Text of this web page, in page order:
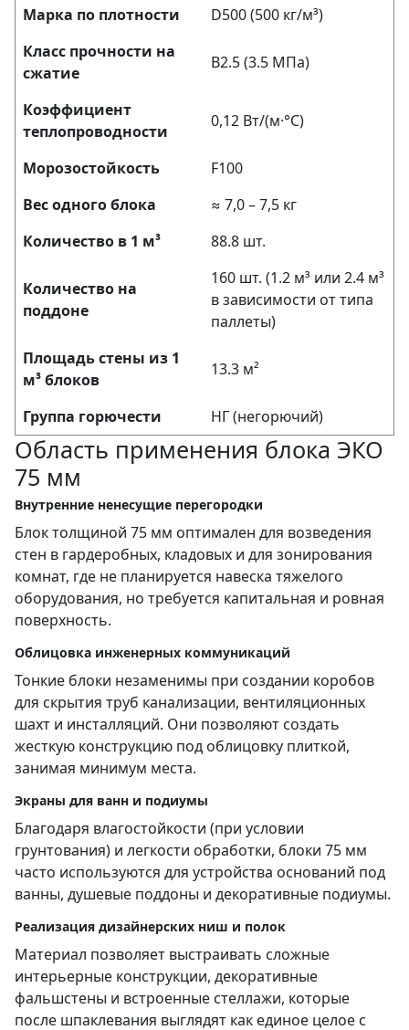
Марка по плотности
D500 (500 кг/м³)
Класс прочности на
сжатие
B2.5 (3.5 МПа)
Коэффициент
теплопроводности
0,12 Вт/(м·°С)
Морозостойкость
F100
Вес одного блока
≈ 7,0 – 7,5 кг
Количество в 1 м³
88.8 шт.
Количество на
поддоне
160 шт. (1.2 м³ или 2.4 м³
в зависимости от типа
паллеты)
Площадь стены из 1
м³ блоков
13.3 м²
Группа горючести НГ (негорючий)
Область применения блока ЭКО
75 мм
Внутренние ненесущие перегородки
Блок толщиной 75 мм оптимален для возведения
стен в гардеробных, кладовых и для зонирования
комнат, где не планируется навеска тяжелого
оборудования, но требуется капитальная и ровная
поверхность.
Облицовка инженерных коммуникаций
Тонкие блоки незаменимы при создании коробов
для скрытия труб канализации, вентиляционных
шахт и инсталляций. Они позволяют создать
жесткую конструкцию под облицовку плиткой,
занимая минимум места.
Экраны для ванн и подиумы
Благодаря влагостойкости (при условии
грунтования) и легкости обработки, блоки 75 мм
часто используются для устройства оснований под
ванны, душевые поддоны и декоративные подиумы.
Реализация дизайнерских ниш и полок
Материал позволяет выстраивать сложные
интерьерные конструкции, декоративные
фальшстены и встроенные стеллажи, которые
после шпаклевания выглядят как единое целое с